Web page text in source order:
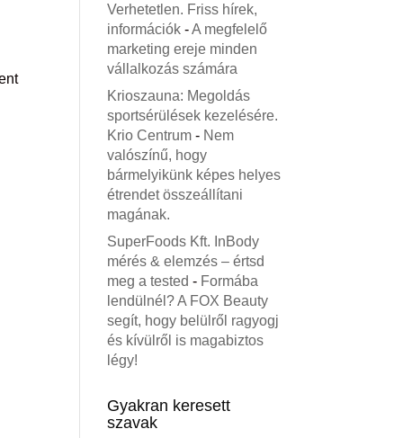
Verhetetlen. Friss hírek,
információk -A megfelelő
marketing ereje minden
vállalkozás számára
Krioszauna: Megoldás
sportsérülések kezelésére.
Krio Centrum - Nem
valószínű, hogy
bármelyikünk képes helyes
étrendet összeállítani
magának.
SuperFoods Kft. InBody
mérés & elemzés – értsd
meg a tested - Formába
lendülnél? A FOX Beauty
segít, hogy belülről ragyogj
és kívülről is magabiztos
légy!
Gyakran keresett
szavak